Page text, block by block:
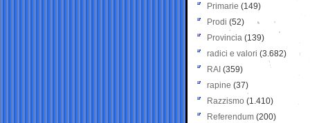
Primarie (149)
Prodi (52)
Provincia (139)
radici e valori (3.682)
RAI (359)
rapine (37)
Razzismo (1.410)
Referendum (200)